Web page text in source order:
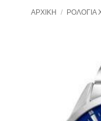
ΑΡΧΙΚΉ / ΡΟΛΌΓΙΑ